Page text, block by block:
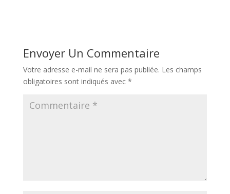
Envoyer Un Commentaire
Votre adresse e-mail ne sera pas publiée. Les champs
obligatoires sont indiqués avec *